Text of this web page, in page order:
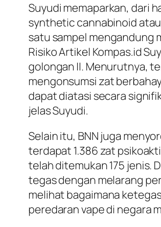
Suyudi memaparkan, dari
synthetic cannabinoid
satu sampel mengandung
Risiko Artikel Kompas.id
golongan II. Menurutnya,
mengonsumsi zat
dapat diatasi secara
jelas Suyudi.
Selain itu, BNN juga
terdapat 1.386 zat
telah ditemukan 175 jenis.
tegas dengan melarang
melihat bagaimana
peredaran vape di negara